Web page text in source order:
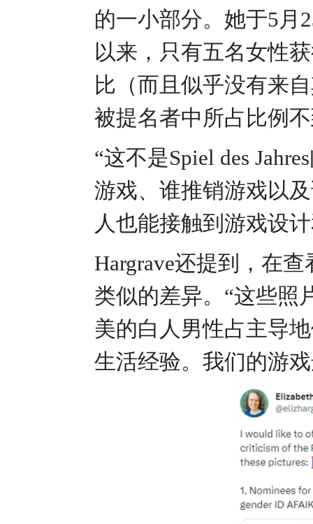
的一小部分。她于5月
以来，只有五名女性
比（而且似乎没有来
被提名者中所占比例
“这不是Spiel des
游戏、谁推销游戏以
人也能接触到游戏设
Hargrave还提到，在
类似的差异。“这些照
美的白人男性占主导
生活经验。我们的游